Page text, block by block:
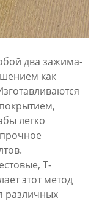
два зажима-
как
легко
Т-
этот метод
различных